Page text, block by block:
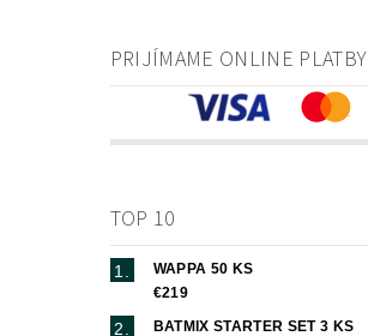
PRIJÍMAME ONLINE PLATBY
TOP 10
WAPPA 50 KS
€219
BATMIX STARTER SET 3 KS